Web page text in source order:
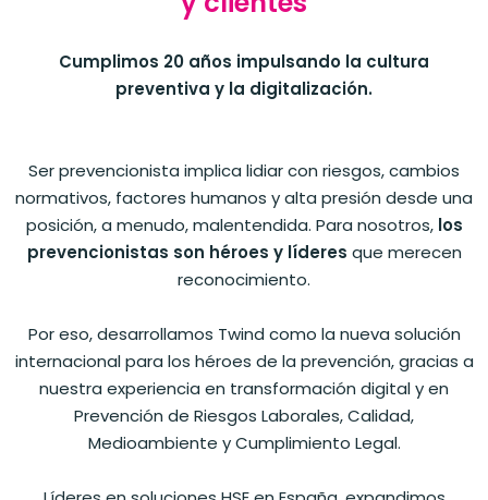
Cumplimos 20 años impulsando la cultura
preventiva y la digitalización.
Ser prevencionista implica lidiar con riesgos, cambios
normativos, factores humanos y alta presión desde una
posición, a menudo, malentendida. Para nosotros, los
prevencionistas son héroes y líderes que merecen
reconocimiento.
Por eso, desarrollamos Twind como la nueva solución
internacional para los héroes de la prevención, gracias a
nuestra experiencia en transformación digital y en
Prevención de Riesgos Laborales, Calidad,
Medioambiente y Cumplimiento Legal.